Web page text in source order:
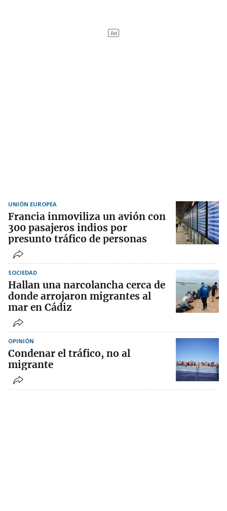
UNIÓN EUROPEA
Francia inmoviliza un avión con
300 pasajeros indios por
presunto tráfico de personas
SOCIEDAD
Hallan una narcolancha cerca de
donde arrojaron migrantes al
mar en Cádiz
OPINIÓN
Condenar el tráfico, no al
migrante